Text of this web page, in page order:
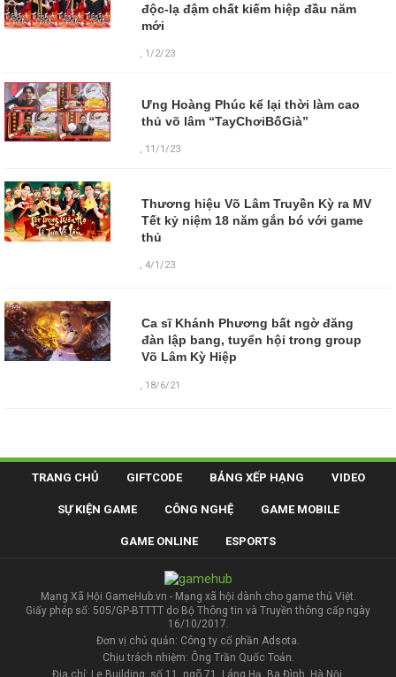
độc-lạ đậm chất kiếm hiệp đầu năm
mới
, 1/2/23
Ưng Hoàng Phúc kể lại thời làm cao
thủ võ lâm “TayChơiBốGià”
, 11/1/23
Thương hiệu Võ Lâm Truyền Kỳ ra MV
Tết kỷ niệm 18 năm gắn bó với game
thủ
,4/1/23
Ca sĩ Khánh Phương bất ngờ đăng
đàn lập bang, tuyển hội trong group
Võ Lâm Kỳ Hiệp
18/6/21
TRANG CHỦ GIFTCODE BẢNG XẾP HẠNG VIDEO
SỰ KIỆN GAME CÔNG NGHỆ GAME MOBILE
GAME ONLINE ESPORTS
Mạng Xã Hội GameHub.vn - Mạng xã hội dành cho game thủ Việt.
Giấy phép số: 505/GP-BTTTT do Bộ Thông tin và Truyền thông cấp ngày
16/10/2017.
Đơn vị chủ quản: Công ty cổ phần Adsota.
Chịu trách nhiệm: Ông Trần Quốc Toản.
Địa chỉ: Le Building, số 11, ngõ 71, Láng Hạ, Ba Đình, Hà Nội.